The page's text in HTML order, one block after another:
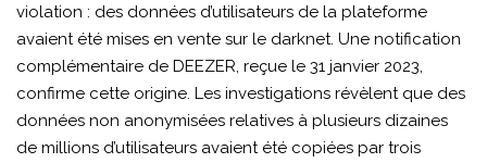
violation : des données d’utilisateurs de la plateforme
avaient été mises en vente sur le darknet. Une notification
complémentaire de DEEZER, reçue le 31 janvier 2023,
confirme cette origine. Les investigations révèlent que des
données non anonymisées relatives à plusieurs dizaines
de millions d’utilisateurs avaient été copiées par trois